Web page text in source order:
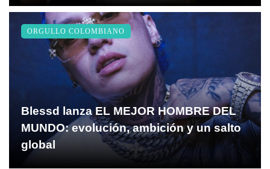
Blessd lanza EL MEJOR HOMBRE DEL
MUNDO: evolución, ambición y un salto
global
ORGULLO COLOMBIANO